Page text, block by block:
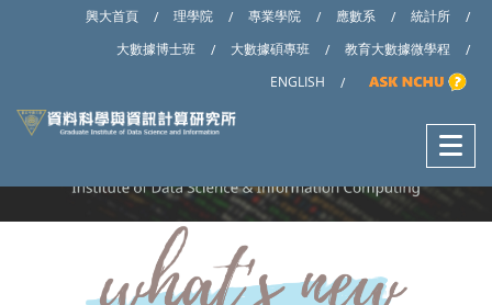
興大首頁 / 理學院 / 專業學院 / 應數系 / 統計所
/
大數據博士班
/ 大數據碩專班 / 教育大數據微學程
/
ENGLISH
/